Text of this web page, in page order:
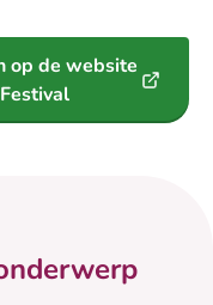
op de website